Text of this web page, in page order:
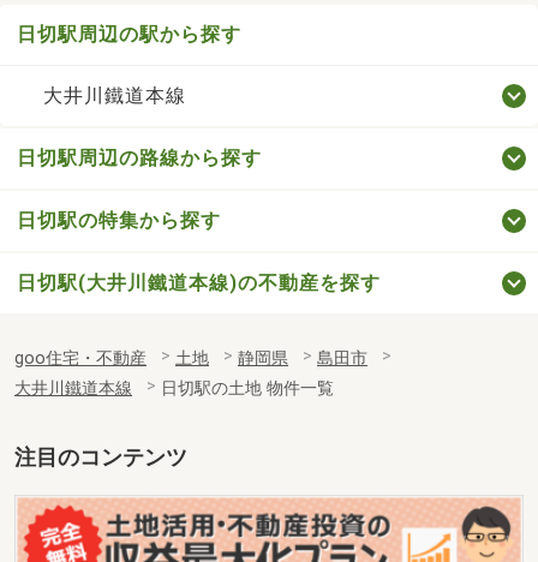
日切駅周辺の駅から探す
大井川鐵道本線
日切駅周辺の路線から探す
日切駅の特集から探す
日切駅(大井川鐵道本線)の不動産を探す
goo住宅・不動産 土地 静岡県
島田市
大井川鐵道本線
日切駅の土地 物件一覧
注目のコンテンツ